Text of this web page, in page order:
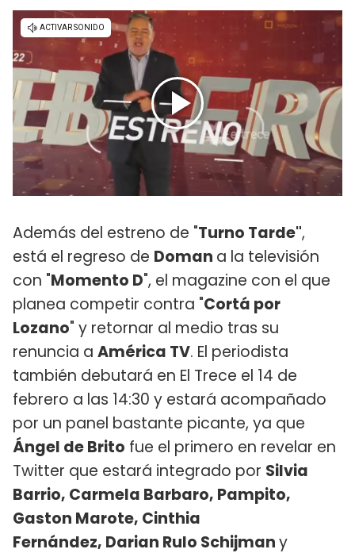
Además del estreno de "Turno Tarde",
está el regreso de Doman a la televisión
con "Momento D", el magazine con el que
planea competir contra "Cortá por
Lozano" y retornar al medio tras su
renuncia a América TV. El periodista
también debutará en El Trece el 14 de
febrero a las 14:30 y estará acompañado
por un panel bastante picante, ya que
Ángel de Brito fue el primero en revelar en
Twitter que estará integrado por Silvia
Barrio, Carmela Barbaro, Pampito,
Gaston Marote, Cinthia
Fernández, Darian Rulo Schijmany